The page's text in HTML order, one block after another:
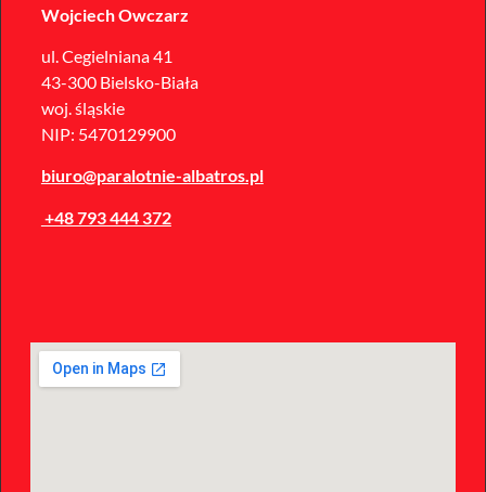
Wojciech Owczarz
ul. Cegielniana 41
43-300 Bielsko-Biała
woj. śląskie
NIP: 5470129900
biuro@paralotnie-albatros.pl
+48 793 444 372